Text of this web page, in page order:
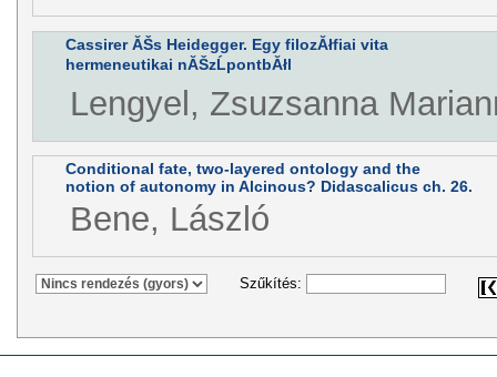
Cassirer ĂŠs Heidegger. Egy filozĂłfiai vita
hermeneutikai nĂŠzĹpontbĂłl
Lengyel, Zsuzsanna
Conditional fate, two-layered ontology and the
notion of autonomy in Alcinous? Didascalicus ch. 26.
Bene, László
Szűkítés: